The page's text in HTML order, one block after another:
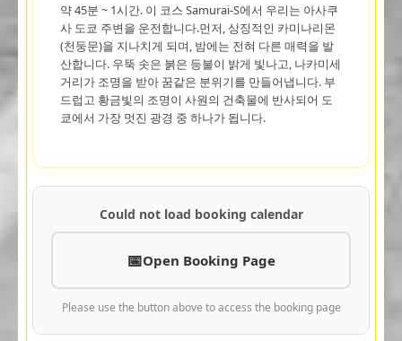
약 45분 ~ 1시간. 이 코스 Samurai-S에서 우리는 아사쿠
사 도쿄 주변을 운전합니다.먼저, 상징적인 카미나리몬
(천둥문)을 지나치게 되며, 밤에는 전혀 다른 매력을 발
산합니다. 우뚝 솟은 붉은 등불이 밝게 빛나고, 나카미세
거리가 조명을 받아 꿈같은 분위기를 만들어냅니다. 부
드럽고 황금빛의 조명이 사원의 건축물에 반사되어 도
쿄에서 가장 멋진 광경 중 하나가 됩니다.
Could not load booking calendar
Open Booking Page
Please use the button above to access the booking page